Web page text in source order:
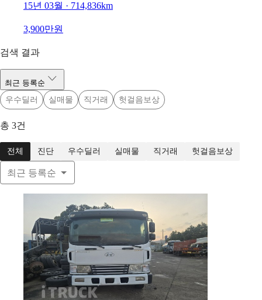
15년 03월 · 714,836km
3,900만원
검색 결과
최근 등록순
우수딜러
실매물 직거래 헛걸음보상
총 3건
전체 진단 우수딜러 실매물 직거래 헛걸음보상
최근 등록순